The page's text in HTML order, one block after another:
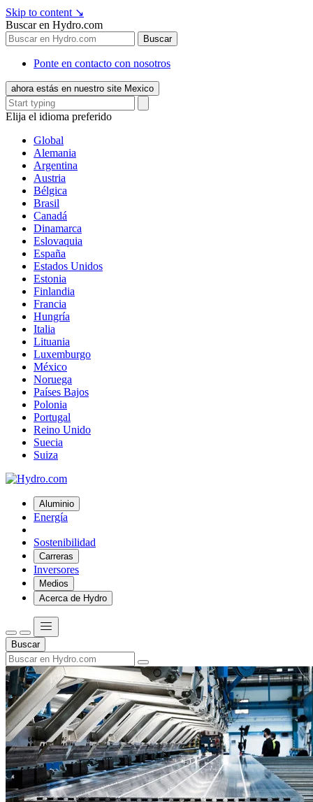
Skip to content ↘
Buscar en Hydro.com
Buscar
Ponte en contacto con nosotros
ahora estás en nuestro site Mexico
Elija el idioma preferido
Global
Alemania
Argentina
Austria
Bélgica
Brasil
Canadá
Dinamarca
Eslovaquia
España
Estados Unidos
Estonia
Finlandia
Francia
Hungría
Italia
Lituania
Luxemburgo
México
Noruega
Países Bajos
Polonia
Portugal
Reino Unido
Suecia
Suiza
Aluminio
Energía
Sostenibilidad
Carreras
Inversores
Medios
Acerca de Hydro
Buscar